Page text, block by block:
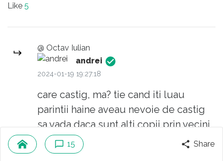
toata faza asta. A vrut sa o ajute si i-a taiat
craca din start. Mai rau e ca ei nu au realizat
asta. Si nici voi, astia de pe media.
Like 5
@ Octav Iulian
andrei
2024-01-19 19:27:18
care castig, ma? tie cand iti luau
parintii haine aveau nevoie de castig
sa vada daca sunt alti copii prin vecini
care merita hainele mai mult? cand ai
o afacere proprie si il angajezi pe varul
15 Share